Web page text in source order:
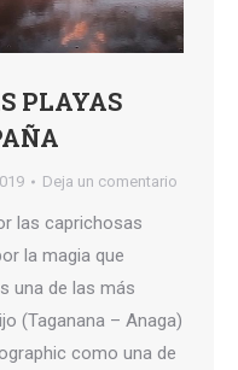
PLAYAS
Deja un comentario
las caprichosas
la magia que
una de las más
(Taganana – Anaga)
como una de